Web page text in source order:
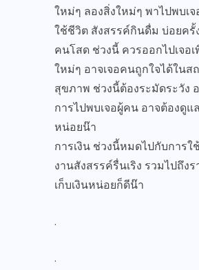
ใหม่ๆ ลองสิ่งใหม่ๆ พาไปพบเ
ใช้ชีวิต สังสรรค์กินดื่ม บ่อยครั้
คนโสด ช่วงนี้ ควรออกไปเจอ
ใหม่ๆ อาจเจอคนถูกใจได้ใน
สุขภาพ ช่วงนี้ต้องระมัดระวัง
การไปพบเจอผู้คน อาจต้องดู
หน่อยน๊า
การเงิน ช่วงนี้หมดไปกับการ
งานสังสรรค์รื่นเริง รวมไปถึง
เก็บเงินหน่อยก็ดีน๊า
.
.